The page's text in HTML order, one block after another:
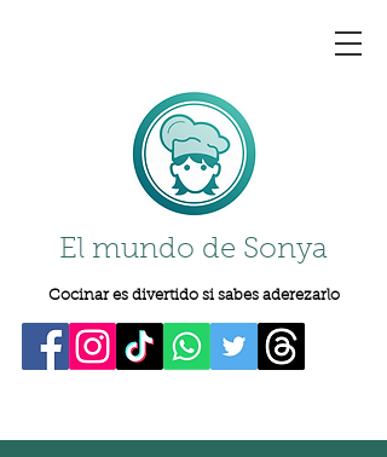
El mundo de Sonya
Cocinar es divertido si sabes aderezarlo